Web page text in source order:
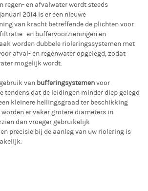
regen- en afvalwater wordt steeds
2014 is er een nieuwe
van kracht betreffende de plichten voor
en buffervoorzieningen en
worden dubbele rioleringssystemen met
afval- en regenwater opgelegd, zodat
mogelijk wordt.
van bufferingsystemenvoor
tendens dat de leidingen minder diep gelegd
kleinere hellingsgraad ter beschikking
worden er vaker grotere diameters in
dan vroeger gebruikelijk
precisie bij de aanleg van uw riolering is